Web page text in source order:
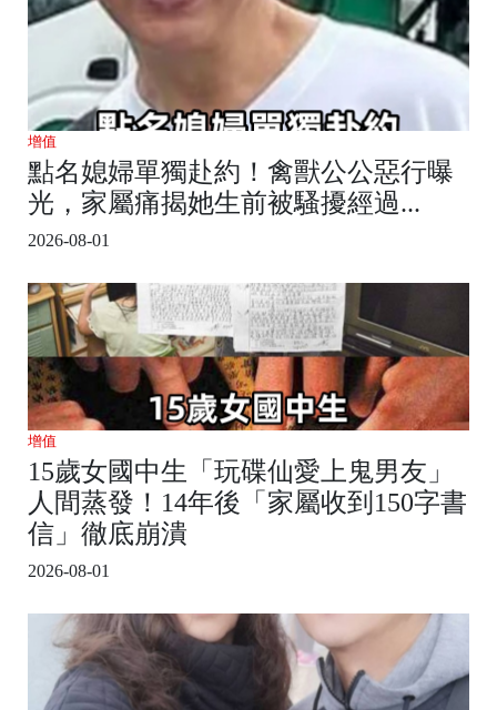
增值
點名媳婦單獨赴約！禽獸公公惡行曝
光，家屬痛揭她生前被騷擾經過...
2026-08-01
增值
15歲女國中生「玩碟仙愛上鬼男友」
人間蒸發！14年後「家屬收到150字書
信」徹底崩潰
2026-08-01